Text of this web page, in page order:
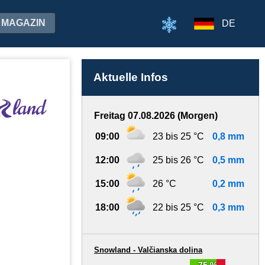
MAGAZIN DE
Aktuelle Infos
Freitag 07.08.2026 (Morgen)
09:00 23 bis 25 °C 0,8 mm
12:00 25 bis 26 °C 0,5 mm
15:00 26 °C 0,2 mm
18:00 22 bis 25 °C 0,3 mm
Snowland - Valčianska dolina